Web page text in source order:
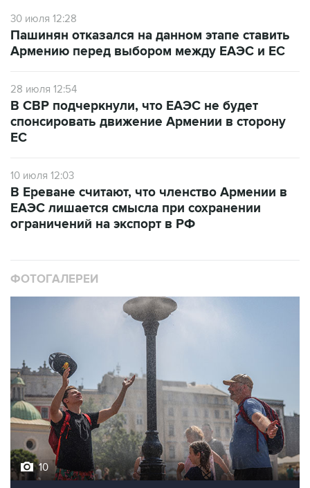
30 июля 12:28
Пашинян отказался на данном этапе ставить
Армению перед выбором между ЕАЭС и ЕС
28 июля 12:54
В СВР подчеркнули, что ЕАЭС не будет
спонсировать движение Армении в сторону
ЕС
10 июля 12:03
В Ереване считают, что членство Армении в
ЕАЭС лишается смысла при сохранении
ограничений на экспорт в РФ
ФОТОГАЛЕРЕИ
10